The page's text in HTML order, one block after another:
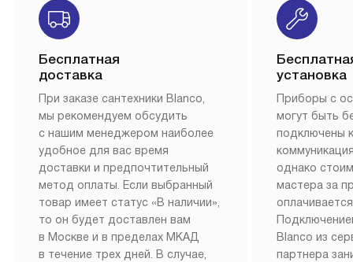
Бесплатная
доставка
При заказе сантехники Blanco,
мы рекомендуем обсудить
с нашим менеджером наиболее
удобное для вас время
доставки и предпочтительный
метод оплаты. Если выбранный
товар имеет статус «В наличии»,
то он будет доставлен вам
в Москве и в пределах МКАД
в течение трех дней. В случае,
установка
Приборы с
могут быть
подключены
однако
мастера за
Blanco из
партнера